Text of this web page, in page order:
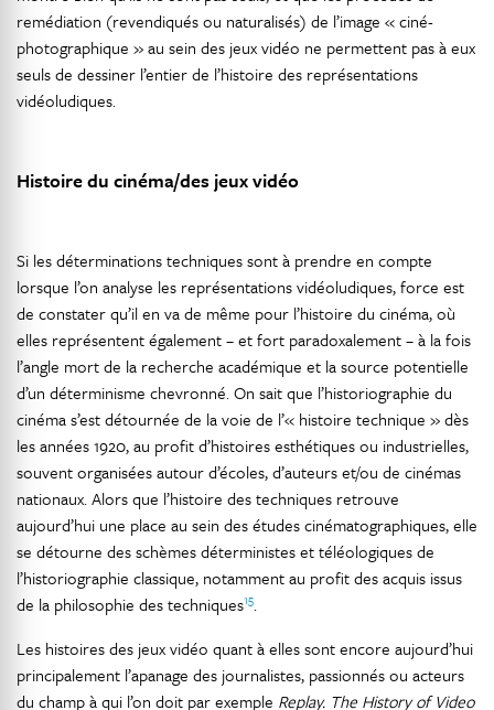
remédiation (revendiqués ou naturalisés) de l’image « ciné-
photographique » au sein des jeux vidéo ne permettent pas à eux
seuls de dessiner l’entier de l’histoire des représentations
vidéoludiques.
Histoire du cinéma/des jeux vidéo
Si les déterminations techniques sont à prendre en compte
lorsque l’on analyse les représentations vidéoludiques, force est
de constater qu’il en va de même pour l’histoire du cinéma, où
elles représentent également – et fort paradoxalement – à la fois
l’angle mort de la recherche académique et la source potentielle
d’un déterminisme chevronné. On sait que l’historiographie du
cinéma s’est détournée de la voie de l’« histoire technique » dès
les années 1920, au profit d’histoires esthétiques ou industrielles,
souvent organisées autour d’écoles, d’auteurs et/ou de cinémas
nationaux. Alors que l’histoire des techniques retrouve
aujourd’hui une place au sein des études cinématographiques, elle
se détourne des schèmes déterministes et téléologiques de
l’historiographie classique, notamment au profit des acquis issus
de la philosophie des techniques15.
Les histoires des jeux vidéo quant à elles sont encore aujourd’hui
principalement l’apanage des journalistes, passionnés ou acteurs
du champ à qui l’on doit par exemple Replay. The History of Video